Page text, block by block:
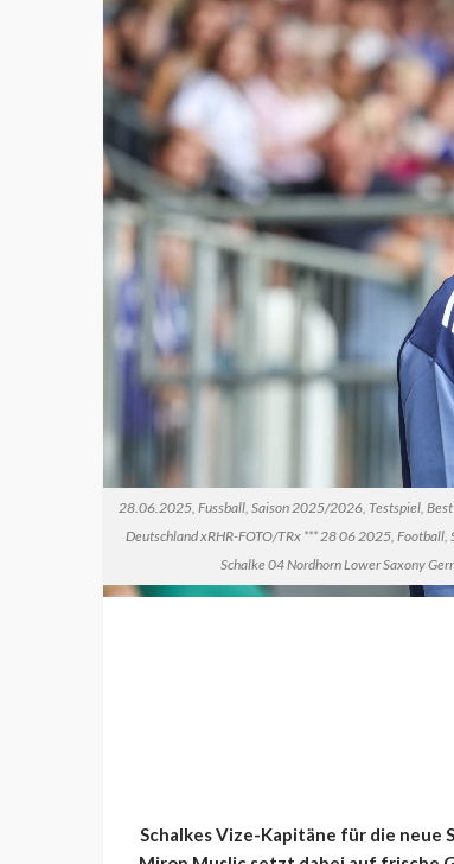
28.06.2025, Fussball, Saison 2025/2026, Testspiel, Best
Deutschland xRHR-FOTO/TRx *** 28 06 2025, Football,
Schalke 04 Nordhorn Lower Saxony
Schalkes Vize-Kapitäne für die neue